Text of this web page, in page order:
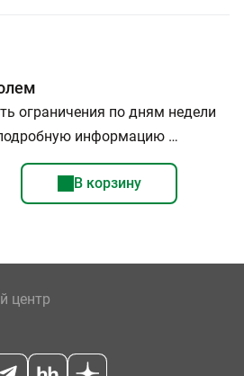
ограничения по дням недели
информацию …
В корзину
центр